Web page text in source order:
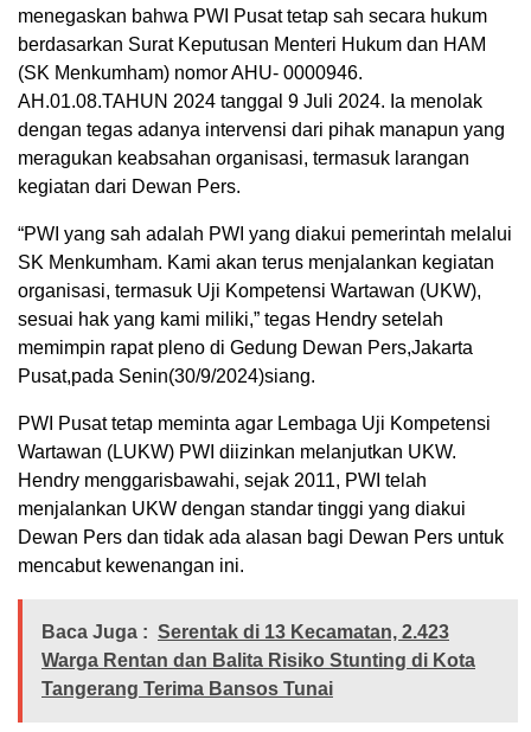
menegaskan bahwa PWI Pusat tetap sah secara hukum
berdasarkan Surat Keputusan Menteri Hukum dan HAM
(SK Menkumham) nomor AHU- 0000946.
AH.01.08.TAHUN 2024 tanggal 9 Juli 2024. Ia menolak
dengan tegas adanya intervensi dari pihak manapun yang
meragukan keabsahan organisasi, termasuk larangan
kegiatan dari Dewan Pers.
“PWI yang sah adalah PWI yang diakui pemerintah melalui
SK Menkumham. Kami akan terus menjalankan kegiatan
organisasi, termasuk Uji Kompetensi Wartawan (UKW),
sesuai hak yang kami miliki,” tegas Hendry setelah
memimpin rapat pleno di Gedung Dewan Pers,Jakarta
Pusat,pada Senin(30/9/2024)siang.
PWI Pusat tetap meminta agar Lembaga Uji Kompetensi
Wartawan (LUKW) PWI diizinkan melanjutkan UKW.
Hendry menggarisbawahi, sejak 2011, PWI telah
menjalankan UKW dengan standar tinggi yang diakui
Dewan Pers dan tidak ada alasan bagi Dewan Pers untuk
mencabut kewenangan ini.
Baca Juga : Serentak di 13 Kecamatan, 2.423
Warga Rentan dan Balita Risiko Stunting di Kota
Tangerang Terima Bansos Tunai